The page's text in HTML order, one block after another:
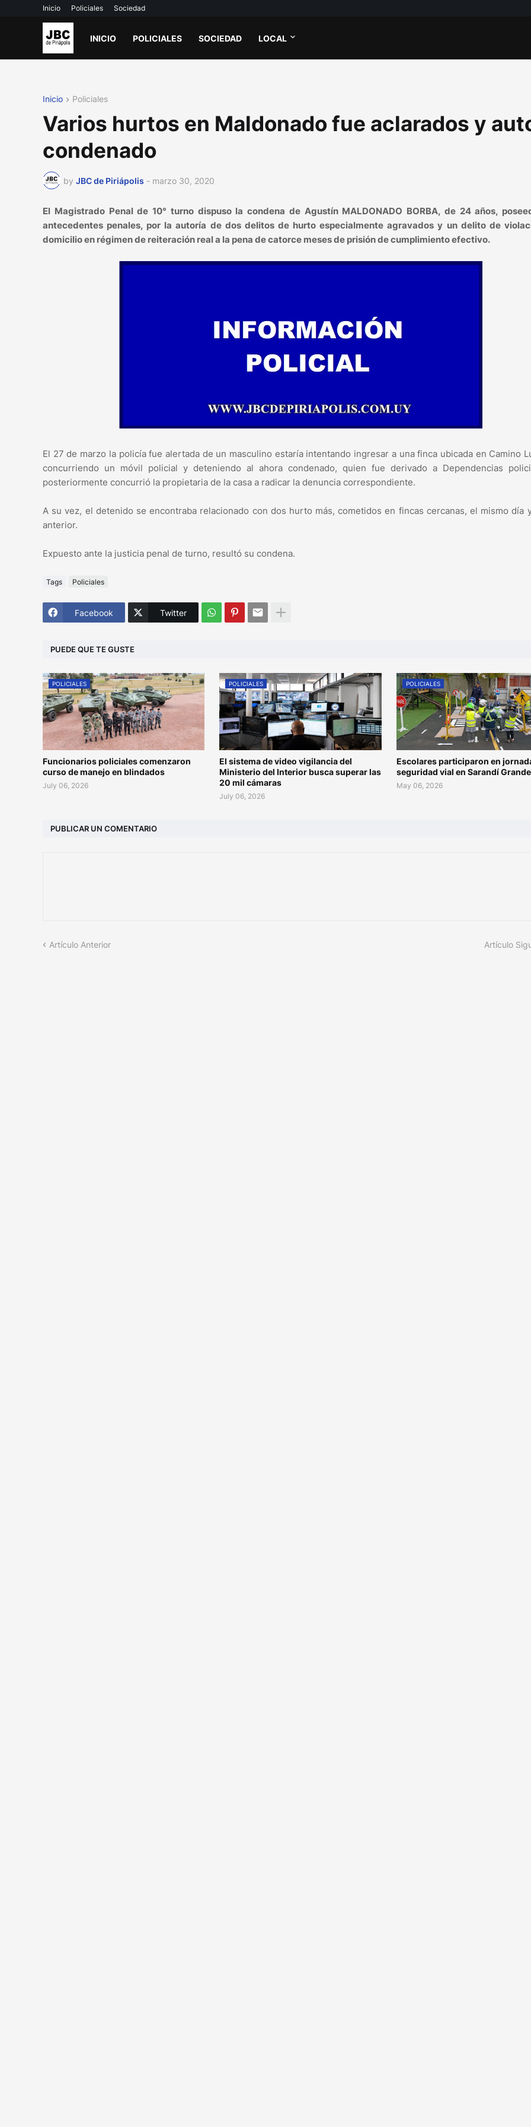
Inicio Policiales Sociedad
INICIO POLICIALES SOCIEDAD LOCAL
Inicio Policiales
Varios hurtos en Maldonado fue aclarados y
condenado
by JBC de Piriápolis - marzo 30, 2020
El Magistrado Penal de 10° turno dispuso la condena de Agustín MALDONADO BORBA, de 24 años,
antecedentes penales, por la autoría de dos delitos de hurto especialmente agravados y un delito de
domicilio en régimen de reiteración real a la pena de catorce meses de prisión de cumplimiento efectivo.
El 27 de marzo la policía fue alertada de un masculino estaría intentando ingresar a una finca ubicada en Camino
concurriendo un móvil policial y deteniendo al ahora condenado, quien fue derivado a Dependencias
posteriormente concurrió la propietaria de la casa a radicar la denuncia correspondiente.
A su vez, el detenido se encontraba relacionado con dos hurto más, cometidos en fincas cercanas, el mismo día
anterior.
Expuesto ante la justicia penal de turno, resultó su condena.
Tags Policiales
Facebook Twitter
PUEDE QUE TE GUSTE
POLICIALES
Funcionarios policiales comenzaron
curso de manejo en blindados
July 06, 2026
POLICIALES
El sistema de video vigilancia del
Ministerio del Interior busca superar las
20 mil cámaras
July 06, 2026
POLICIALES
Escolares participaron en
seguridad vial en Sarandí Grande
May 06, 2026
PUBLICAR UN COMENTARIO
Artículo Anterior Artículo